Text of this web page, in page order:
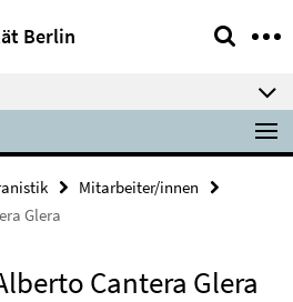
Berlin
Mitarbeiter/innen
Glera
Cantera Glera